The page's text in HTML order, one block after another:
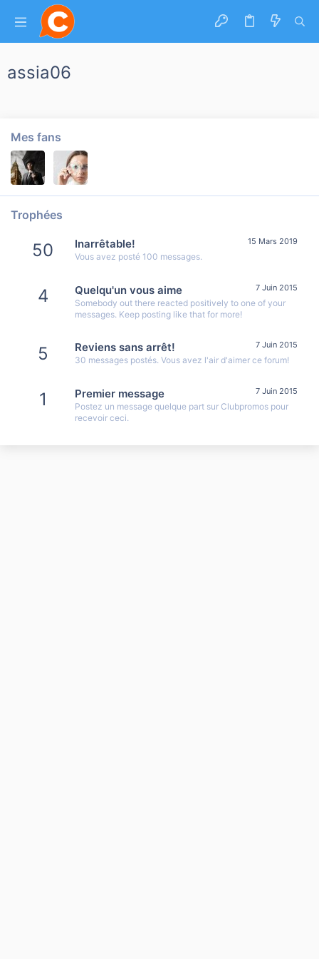
assia06
Mes fans
Trophées
50 15 Mars 2019
Inarrêtable!
Vous avez posté 100 messages.
4 7 Juin 2015
Quelqu'un vous aime
Somebody out there reacted positively to one of your
messages. Keep posting like that for more!
5 7 Juin 2015
Reviens sans arrêt!
30 messages postés. Vous avez l'air d'aimer ce forum!
1 7 Juin 2015
Premier message
Postez un message quelque part sur Clubpromos pour
recevoir ceci.